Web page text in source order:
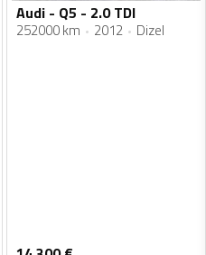
Audi - Q5 - 2.0 TDI
252000 km 2012 Dizel